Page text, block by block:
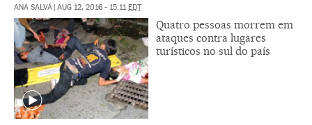
ANA SALVÁ | AUG 12, 2016 - 15:11EDT
Quatro pessoas morrem em
ataques contra lugares
turísticos no sul do país